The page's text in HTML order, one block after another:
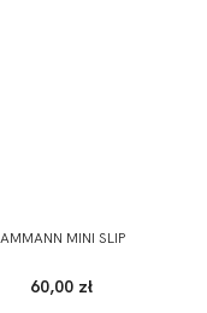
AMMANN MINI SLIP
60,00 zł